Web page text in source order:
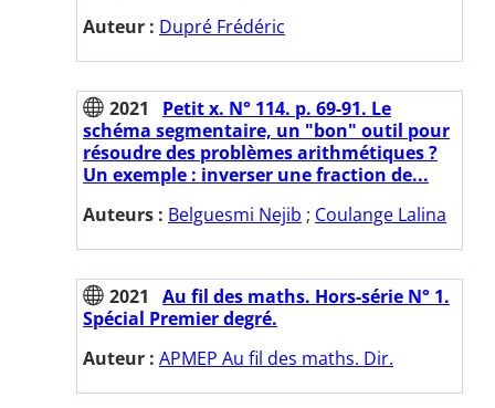
Auteur : Dupré Frédéric
2021
Petit x. N° 114. p. 69-91. Le
schéma segmentaire, un "bon" outil pour
résoudre des problèmes arithmétiques ?
Un exemple : inverser une fraction de...
Auteurs : Belguesmi Nejib ; Coulange Lalina
2021
Au fil des maths. Hors-série N° 1.
Spécial Premier degré.
Auteur : APMEP Au fil des maths. Dir.